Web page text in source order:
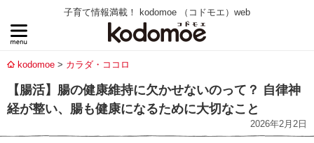
子育て情報満載！ kodomoe （コドモエ）web
kodomoe カラダ・ココロ
【腸活】腸の健康維持に欠かせないのって？ 自律神
経が整い、腸も健康になるために大切なこと
2026年2月2日